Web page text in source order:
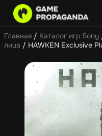
Главная / Каталог игр Sony
лица / HAWKEN Exclusive